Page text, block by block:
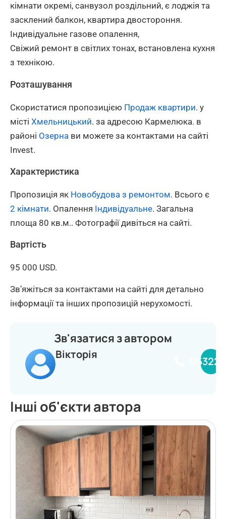
кімнати окремі, санвузол роздільний, є лоджія та
засклений балкон, квартира двостороння.
Індивідуальне газове опалення,
Свіжий ремонт в світлих тонах, встановлена кухня
з технікою.
Розташування
Скористатися пропозицією Продаж квартири. у
місті Хмельницький. за адресою Кармелюка. в
районі Озерна ви можете за контактами на сайті
Invest.
Характеристика
Пропозиція як Новобудова з ремонтом. Всього є
2 кімнати. Опалення Індивідуальне. Загальна
площа 80 кв.м.. Фотографії дивіться на сайті.
Вартість
95 000 USD.
Зв’яжіться за контактами на сайті для детально
інформації та інших пропозицій нерухомості.
Зв'язатися з автором
Вікторія
Інші об'єкти автора